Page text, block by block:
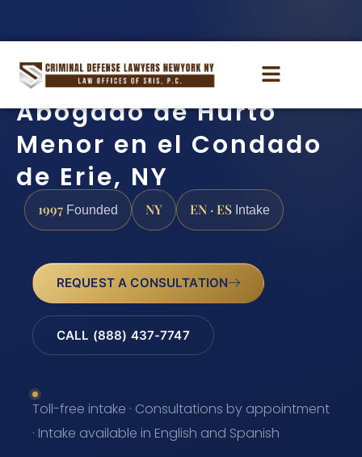
Abogado de Hurto
Menor en el Condado
de Erie, NY
1997 Founded NY EN · ES Intake
REQUEST A CONSULTATION
CALL (888) 437-7747
Toll-free intake · Consultations by appointment
· Intake available in English and Spanish